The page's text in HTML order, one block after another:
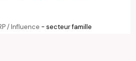
/ Influence - secteur famille